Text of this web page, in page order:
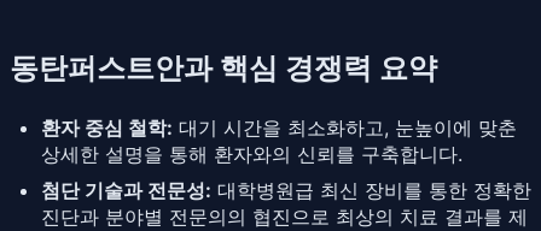
동탄퍼스트안과 핵심 경쟁력 요약
환자 중심 철학: 대기 시간을 최소화하고, 눈높이에 맞춘
상세한 설명을 통해 환자와의 신뢰를 구축합니다.
첨단 기술과 전문성: 대학병원급 최신 장비를 통한 정확한
진단과 분야별 전문의의 협진으로 최상의 치료 결과를 제